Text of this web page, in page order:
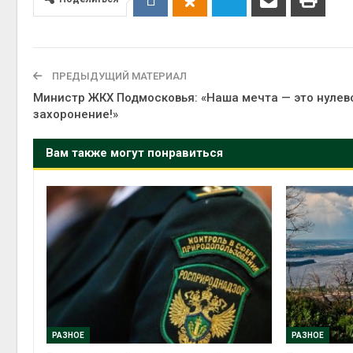
ПРЕДЫДУЩИЙ МАТЕРИАЛ
Министр ЖКХ Подмосковья: «Наша мечта — это
захоронение!»
Вам также могут понравиться
РАЗНОЕ РАЗНОЕ